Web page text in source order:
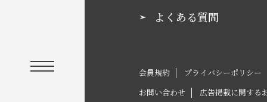
よくある質問
会員規約
プライバシーポリシー
お問い合わせ
広告掲載に関する